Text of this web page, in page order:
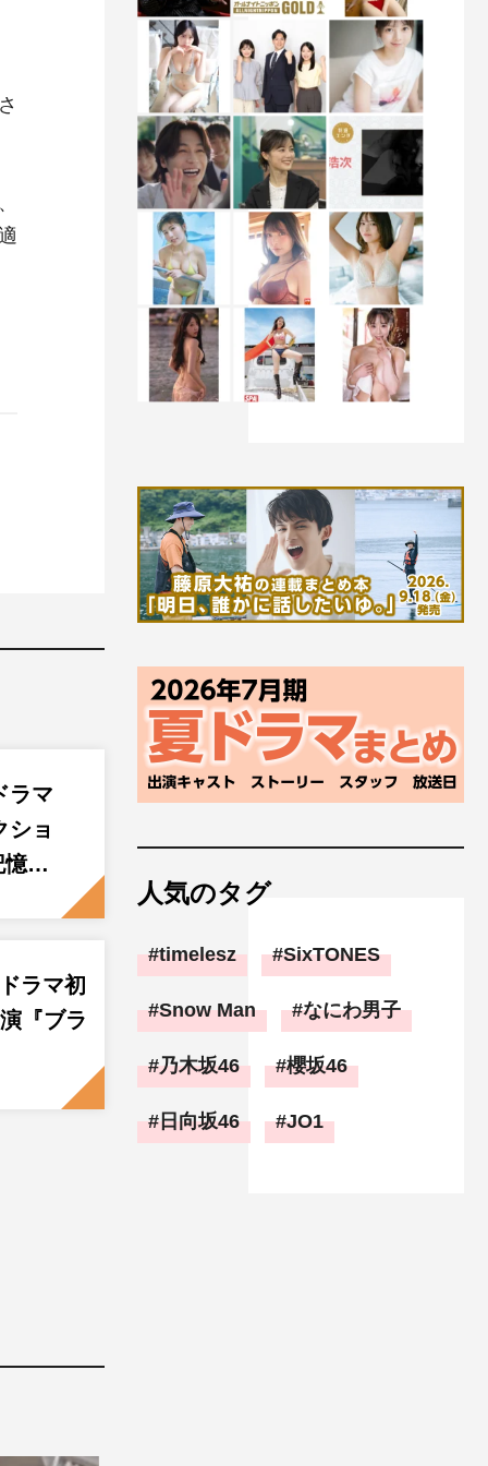
ラマ
ショ
憶…
ラマ初
『ブラ
人気のタグ
timelesz SixTONES
Snow Man なにわ男子
乃木坂46 櫻坂46
日向坂46 JO1